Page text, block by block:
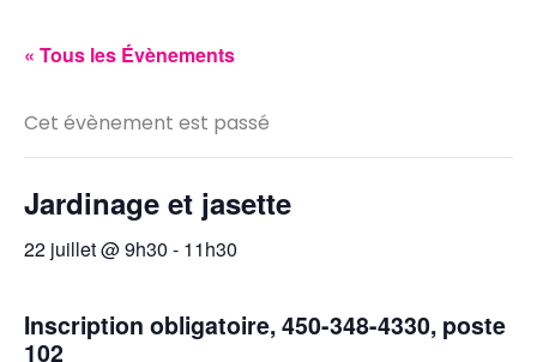
« Tous les Évènements
Cet évènement est passé
Jardinage et jasette
22 juillet @ 9h30 - 11h30
Inscription obligatoire, 450-348-4330, poste
102